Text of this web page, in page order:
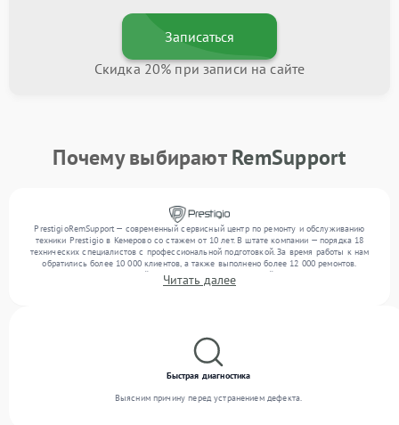
Записаться
Скидка 20% при записи на сайте
Почему выбираютRemSupport
PrestigioRemSupport — современный сервисный центр по ремонту и обслуживанию
техники Prestigio в Кемерово со стажем от 10 лет. В штате компании — порядка 18
технических специалистов с профессиональной подготовкой. За время работы к нам
обратились более 10 000 клиентов, а также выполнено более 12 000 ремонтов.
Ежемесячно в сервисный центр поступает от 300 устройств, включая , , . Мы
устраняем поломки любой сложности и обеспечиваем надежный результат благодаря
Читать далее
Быстрая диагностика
Выясним причину перед устранением дефекта.